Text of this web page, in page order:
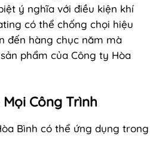
ý nghĩa với điều kiện khí
có thể chống chọi hiệu
đến hàng chục năm mà
phẩm của Công ty Hòa
Công Trình
Bình có thể ứng dụng trong